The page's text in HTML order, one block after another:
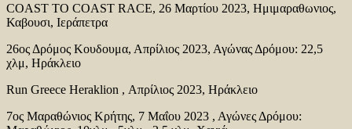
COAST TO COAST RACE, 26 Μαρτίου 2023, Ημιμαραθωνιος,
Καβουσι, Ιεράπετρα
26ος Δρόμος Κουδουμα, Απρίλιος 2023, Αγώνας Δρόμου: 22,5
χλμ, Ηράκλειο
Run Greece Heraklion , Απρίλιος 2023, Ηράκλειο
7ος Μαραθώνιος Κρήτης, 7 Μαΐου 2023 , Αγώνες Δρόμου: